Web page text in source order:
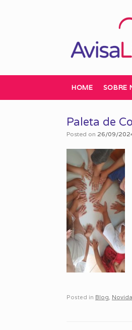
HOME SOBRE
Paleta de
Posted on 26/09/
Posted in Blog